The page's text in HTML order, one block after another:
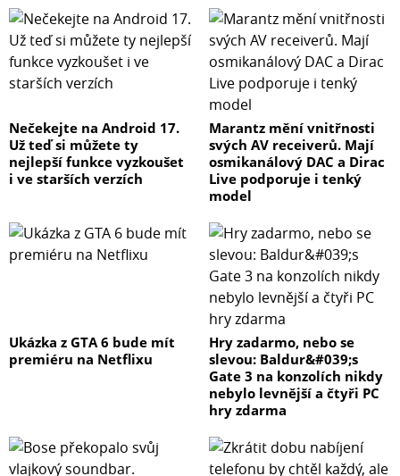
Nečekejte na Android 17.
Už teď si můžete ty
nejlepší funkce vyzkoušet
i ve starších verzích
Marantz mění vnitřnosti
svých AV receiverů. Mají
osmikanálový DAC a Dirac
Live podporuje i tenký
model
Ukázka z GTA 6 bude mít
premiéru na Netflixu
Hry zadarmo, nebo se
slevou: Baldur&#039;s
Gate 3 na konzolích nikdy
nebylo levnější a čtyři PC
hry zdarma